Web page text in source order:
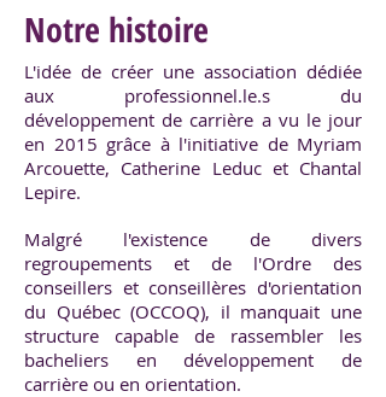
Notre histoire
L'idée de créer une association dédiée
aux professionnel.le.s du
développement de carrière a vu le jour
en 2015 grâce à l'initiative de Myriam
Arcouette, Catherine Leduc et Chantal
Lepire.
Malgré l'existence de divers
regroupements et de l'Ordre des
conseillers et conseillères d'orientation
du Québec (OCCOQ), il manquait une
structure capable de rassembler les
bacheliers en développement de
carrière ou en orientation.